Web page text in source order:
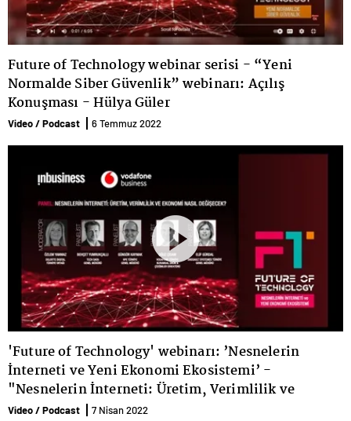
Future of Technology webinar serisi - “Yeni
Normalde Siber Güvenlik” webinarı: Açılış
Konuşması - Hülya Güler
Video / Podcast 6 Temmuz 2022
'Future of Technology' webinarı: ’Nesnelerin
İnterneti ve Yeni Ekonomi Ekosistemi’ -
"Nesnelerin İnterneti: Üretim, Verimlilik ve
Ekonomi Nasıl Değişecek?’ paneli
Video / Podcast 7 Nisan 2022